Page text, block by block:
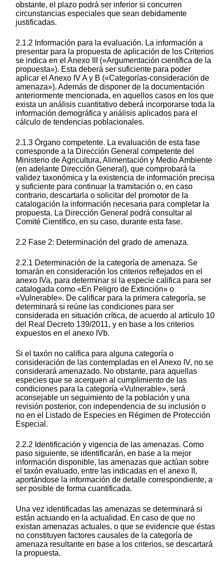
obstante, el plazo podrá ser inferior si concurren
circunstancias especiales que sean debidamente
justificadas.
2.1.2 Información para la evaluación. La información a
presentar para la propuesta de aplicación de los Criterios
se indica en el Anexo III (»Argumentación científica de la
propuesta»). Esta deberá ser suficiente para poder
aplicar el Anexo IV A y B («Categorías-consideración de
amenaza»). Además de disponer de la documentación
anteriormente mencionada, en aquellos casos en los que
exista un análisis cuantitativo deberá incorporarse toda la
información demográfica y análisis aplicados para el
cálculo de tendencias poblacionales.
2.1.3 Órgano competente. La evaluación de esta fase
corresponde a la Dirección General competente del
Ministerio de Agricultura, Alimentación y Medio Ambiente
(en adelante Dirección General), que comprobará la
validez taxonómica y la existencia de información precisa
y suficiente para continuar la tramitación o, en caso
contrario, descartarla o solicitar del promotor de la
catalogación la información necesaria para completar la
propuesta. La Dirección General podrá consultar al
Comité Científico, en su caso, durante esta fase.
2.2 Fase 2: Determinación del grado de amenaza.
2.2.1 Determinación de la categoría de amenaza. Se
tomarán en consideración los criterios reflejados en el
anexo IVa, para determinar si la especie califica para ser
catalogada como «En Peligro de Extinción» o
«Vulnerable». De calificar para la primera categoría, se
determinará si reúne las condiciones para ser
considerada en situación crítica, de acuerdo al artículo 10
del Real Decreto 139/2011, y en base a los criterios
expuestos en el anexo IVb.
Si el taxón no califica para alguna categoría o
consideración de las contempladas en el Anexo IV, no se
considerará amenazado. No obstante, para aquellas
especies que se acerquen al cumplimiento de las
condiciones para la categoría «Vulnerable», será
aconsejable un seguimiento de la población y una
revisión posterior, con independencia de su inclusión o
no en el Listado de Especies en Régimen de Protección
Especial.
2.2.2 Identificación y vigencia de las amenazas. Como
paso siguiente, se identificarán, en base a la mejor
información disponible, las amenazas que actúan sobre
el taxón evaluado, entre las indicadas en el anexo II,
aportándose la información de detalle correspondiente, a
ser posible de forma cuantificada.
Una vez identificadas las amenazas se determinará si
están actuando en la actualidad. En caso de que no
existan amenazas actuales, o que se evidencie que éstas
no constituyen factores causales de la categoría de
amenaza resultante en base a los criterios, se descartará
la propuesta.